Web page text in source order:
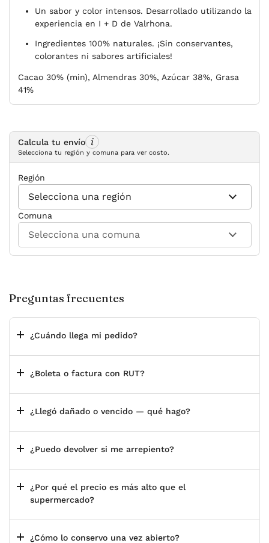
Un sabor y color intensos. Desarrollado utilizando la
experiencia en I + D de Valrhona.
Ingredientes 100% naturales. ¡Sin conservantes,
colorantes ni sabores artificiales!
Cacao 30% (min), Almendras 30%, Azúcar 38%, Grasa
41%
Calcula tu envío
Selecciona tu región y comuna para ver costo.
Región
Comuna
Preguntas frecuentes
¿Cuándo llega mi pedido?
¿Boleta o factura con RUT?
¿Llegó dañado o vencido — qué hago?
¿Puedo devolver si me arrepiento?
¿Por qué el precio es más alto que el
supermercado?
¿Cómo lo conservo una vez abierto?